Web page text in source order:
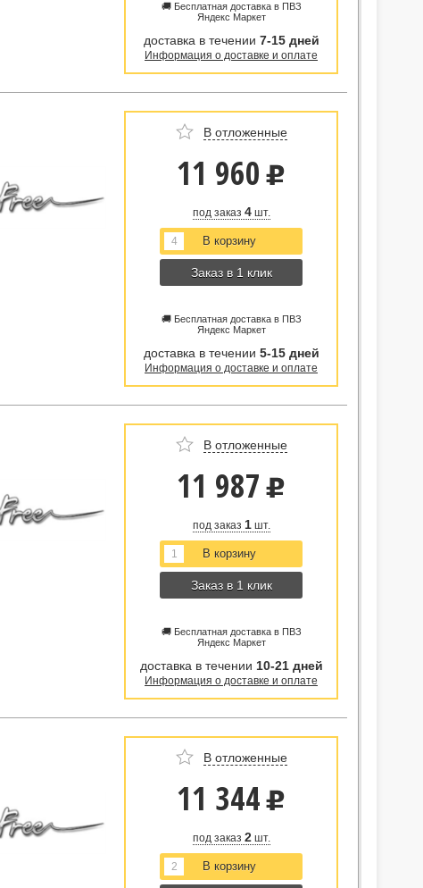
🚚 Бесплатная доставка в ПВЗ
Яндекс Маркет
доставка в течении 7-15 дней
Информация о доставке и оплате
В отложенные
11 960 u
под заказ 4шт.
Заказ в 1 клик
🚚 Бесплатная доставка в ПВЗ
Яндекс Маркет
доставка в течении 5-15 дней
Информация о доставке и оплате
В отложенные
11 987 u
под заказ 1шт.
Заказ в 1 клик
🚚 Бесплатная доставка в ПВЗ
Яндекс Маркет
доставка в течении 10-21 дней
Информация о доставке и оплате
В отложенные
11 344 u
под заказ 2шт.